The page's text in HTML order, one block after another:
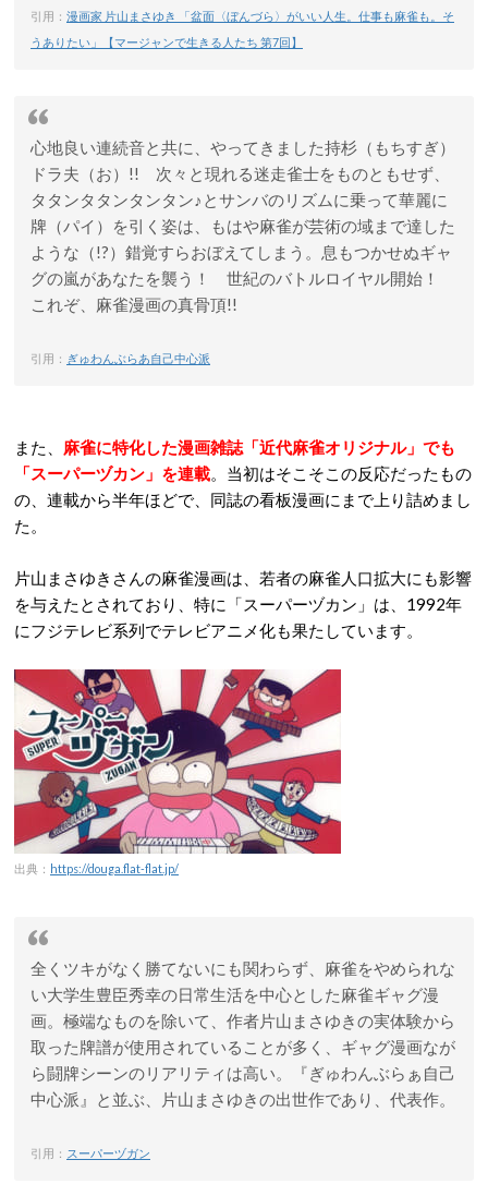
引用： 漫画家 片山まさゆき 「盆面〈ぼんづら〉がいい人生。仕事も麻雀も。そ
うありたい」【マージャンで生きる人たち 第7回】
心地良い連続音と共に、やってきました持杉（もちすぎ）
ドラ夫（お）!! 次々と現れる迷走雀士をものともせず、
タタンタタンタンタン♪とサンバのリズムに乗って華麗に
牌（パイ）を引く姿は、もはや麻雀が芸術の域まで達した
ような（!?）錯覚すらおぼえてしまう。息もつかせぬギャ
グの嵐があなたを襲う！ 世紀のバトルロイヤル開始！
これぞ、麻雀漫画の真骨頂!!
引用： ぎゅわんぶらあ自己中心派
また、 麻雀に特化した漫画雑誌「近代麻雀オリジナル」でも
「スーパーヅカン」を連載。当初はそこそこの反応だったもの
の、連載から半年ほどで、同誌の看板漫画にまで上り詰めまし
た。
片山まさゆきさんの麻雀漫画は、若者の麻雀人口拡大にも影響
を与えたとされており、特に「スーパーヅカン」は、1992年
にフジテレビ系列でテレビアニメ化も果たしています。
出典： https://douga.flat-flat.jp/
全くツキがなく勝てないにも関わらず、麻雀をやめられな
い大学生豊臣秀幸の日常生活を中心とした麻雀ギャグ漫
画。極端なものを除いて、作者片山まさゆきの実体験から
取った牌譜が使用されていることが多く、ギャグ漫画なが
ら闘牌シーンのリアリティは高い。『ぎゅわんぶらぁ自己
中心派』と並ぶ、片山まさゆきの出世作であり、代表作。
引用： スーパーヅガン